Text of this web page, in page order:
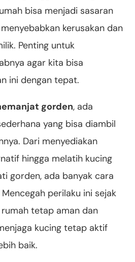
bisa menjadi sasaran
kerusakan dan
Penting untuk
agar kita bisa
ini dengan tepat.
gorden, ada
yang bisa diambil
Dari menyediakan
hingga melatih kucing
gorden, ada banyak cara
perilaku ini sejak
tetap aman dan
kucing tetap aktif
baik.